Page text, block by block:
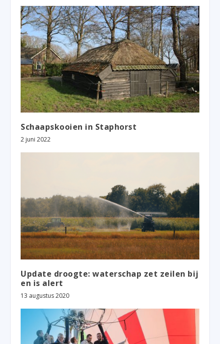
Schaapskooien in Staphorst
2 juni 2022
Update droogte: waterschap zet zeilen bij
en is alert
13 augustus 2020